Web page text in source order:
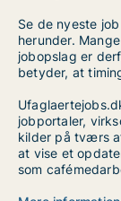
Se de nyeste
herunder.
jobopslag er
betyder, at
jobportaler,
kilder på tværs
at vise et
som